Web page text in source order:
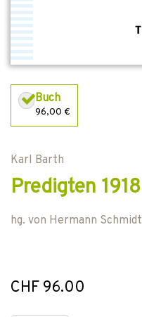
Buch
96,00 €
Karl Barth
Predigten 1918
hg. von Hermann Schmidt
CHF 96.00